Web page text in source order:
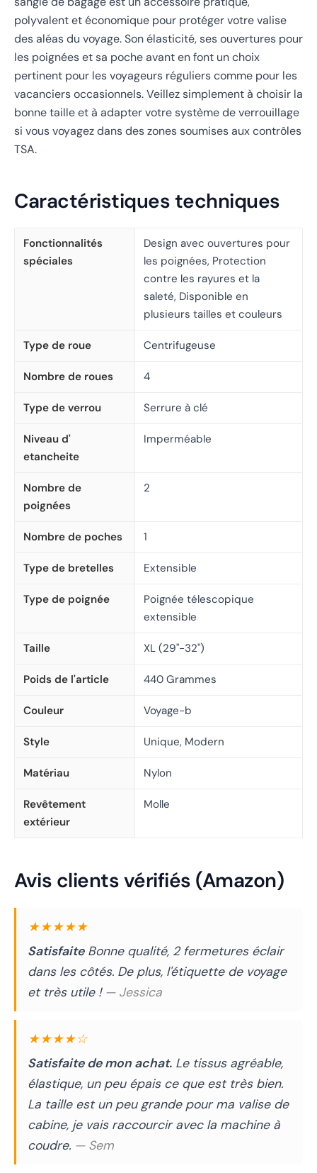
polyvalent et économique pour protéger votre valise
des aléas du voyage. Son élasticité, ses ouvertures pour
les poignées et sa poche avant en font un choix
pertinent pour les voyageurs réguliers comme pour les
vacanciers occasionnels. Veillez simplement à choisir la
bonne taille et à adapter votre système de verrouillage
si vous voyagez dans des zones soumises aux contrôles
TSA.
Caractéristiques techniques
Fonctionnalités
spéciales
Design avec ouvertures pour
les poignées, Protection
contre les rayures et la
saleté, Disponible en
plusieurs tailles et couleurs
Type de roue Centrifugeuse
Nombre de roues 4
Type de verrou Serrure à clé
Niveau d'
etancheite
Imperméable
Nombre de
poignées
2
Nombre de poches 1
Type de bretelles Extensible
Type de poignée
Poignée télescopique
extensible
Taille XL (29"-32")
Poids de l'article 440 Grammes
Couleur Voyage-b
Style Unique, Modern
Matériau Nylon
Revêtement
extérieur
Molle
Avis clients vérifiés (Amazon)
★★★★★
SatisfaiteBonne qualité, 2 fermetures éclair
dans les côtés. De plus, l'étiquette de voyage
et très utile ! — Jessica
★★★★☆
Satisfaite de mon achat. Le tissus agréable,
élastique, un peu épais ce que est très bien.
La taille est un peu grande pour ma valise de
cabine, je vais raccourcir avec la machine à
coudre. — Sem